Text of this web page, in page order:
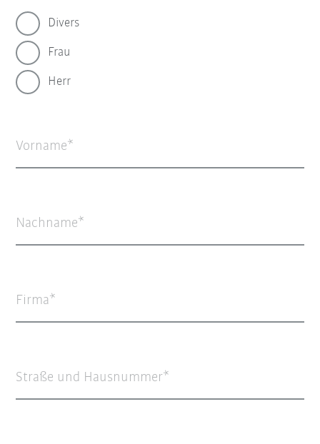
Divers
Frau
Herr
Vorname
Nachname
Firma
Straße und Hausnummer